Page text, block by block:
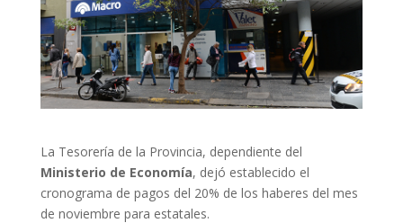
La Tesorería de la Provincia, dependiente del
Ministerio de Economía, dejó establecido el
cronograma de pagos del 20% de los haberes del mes
de noviembre para estatales.